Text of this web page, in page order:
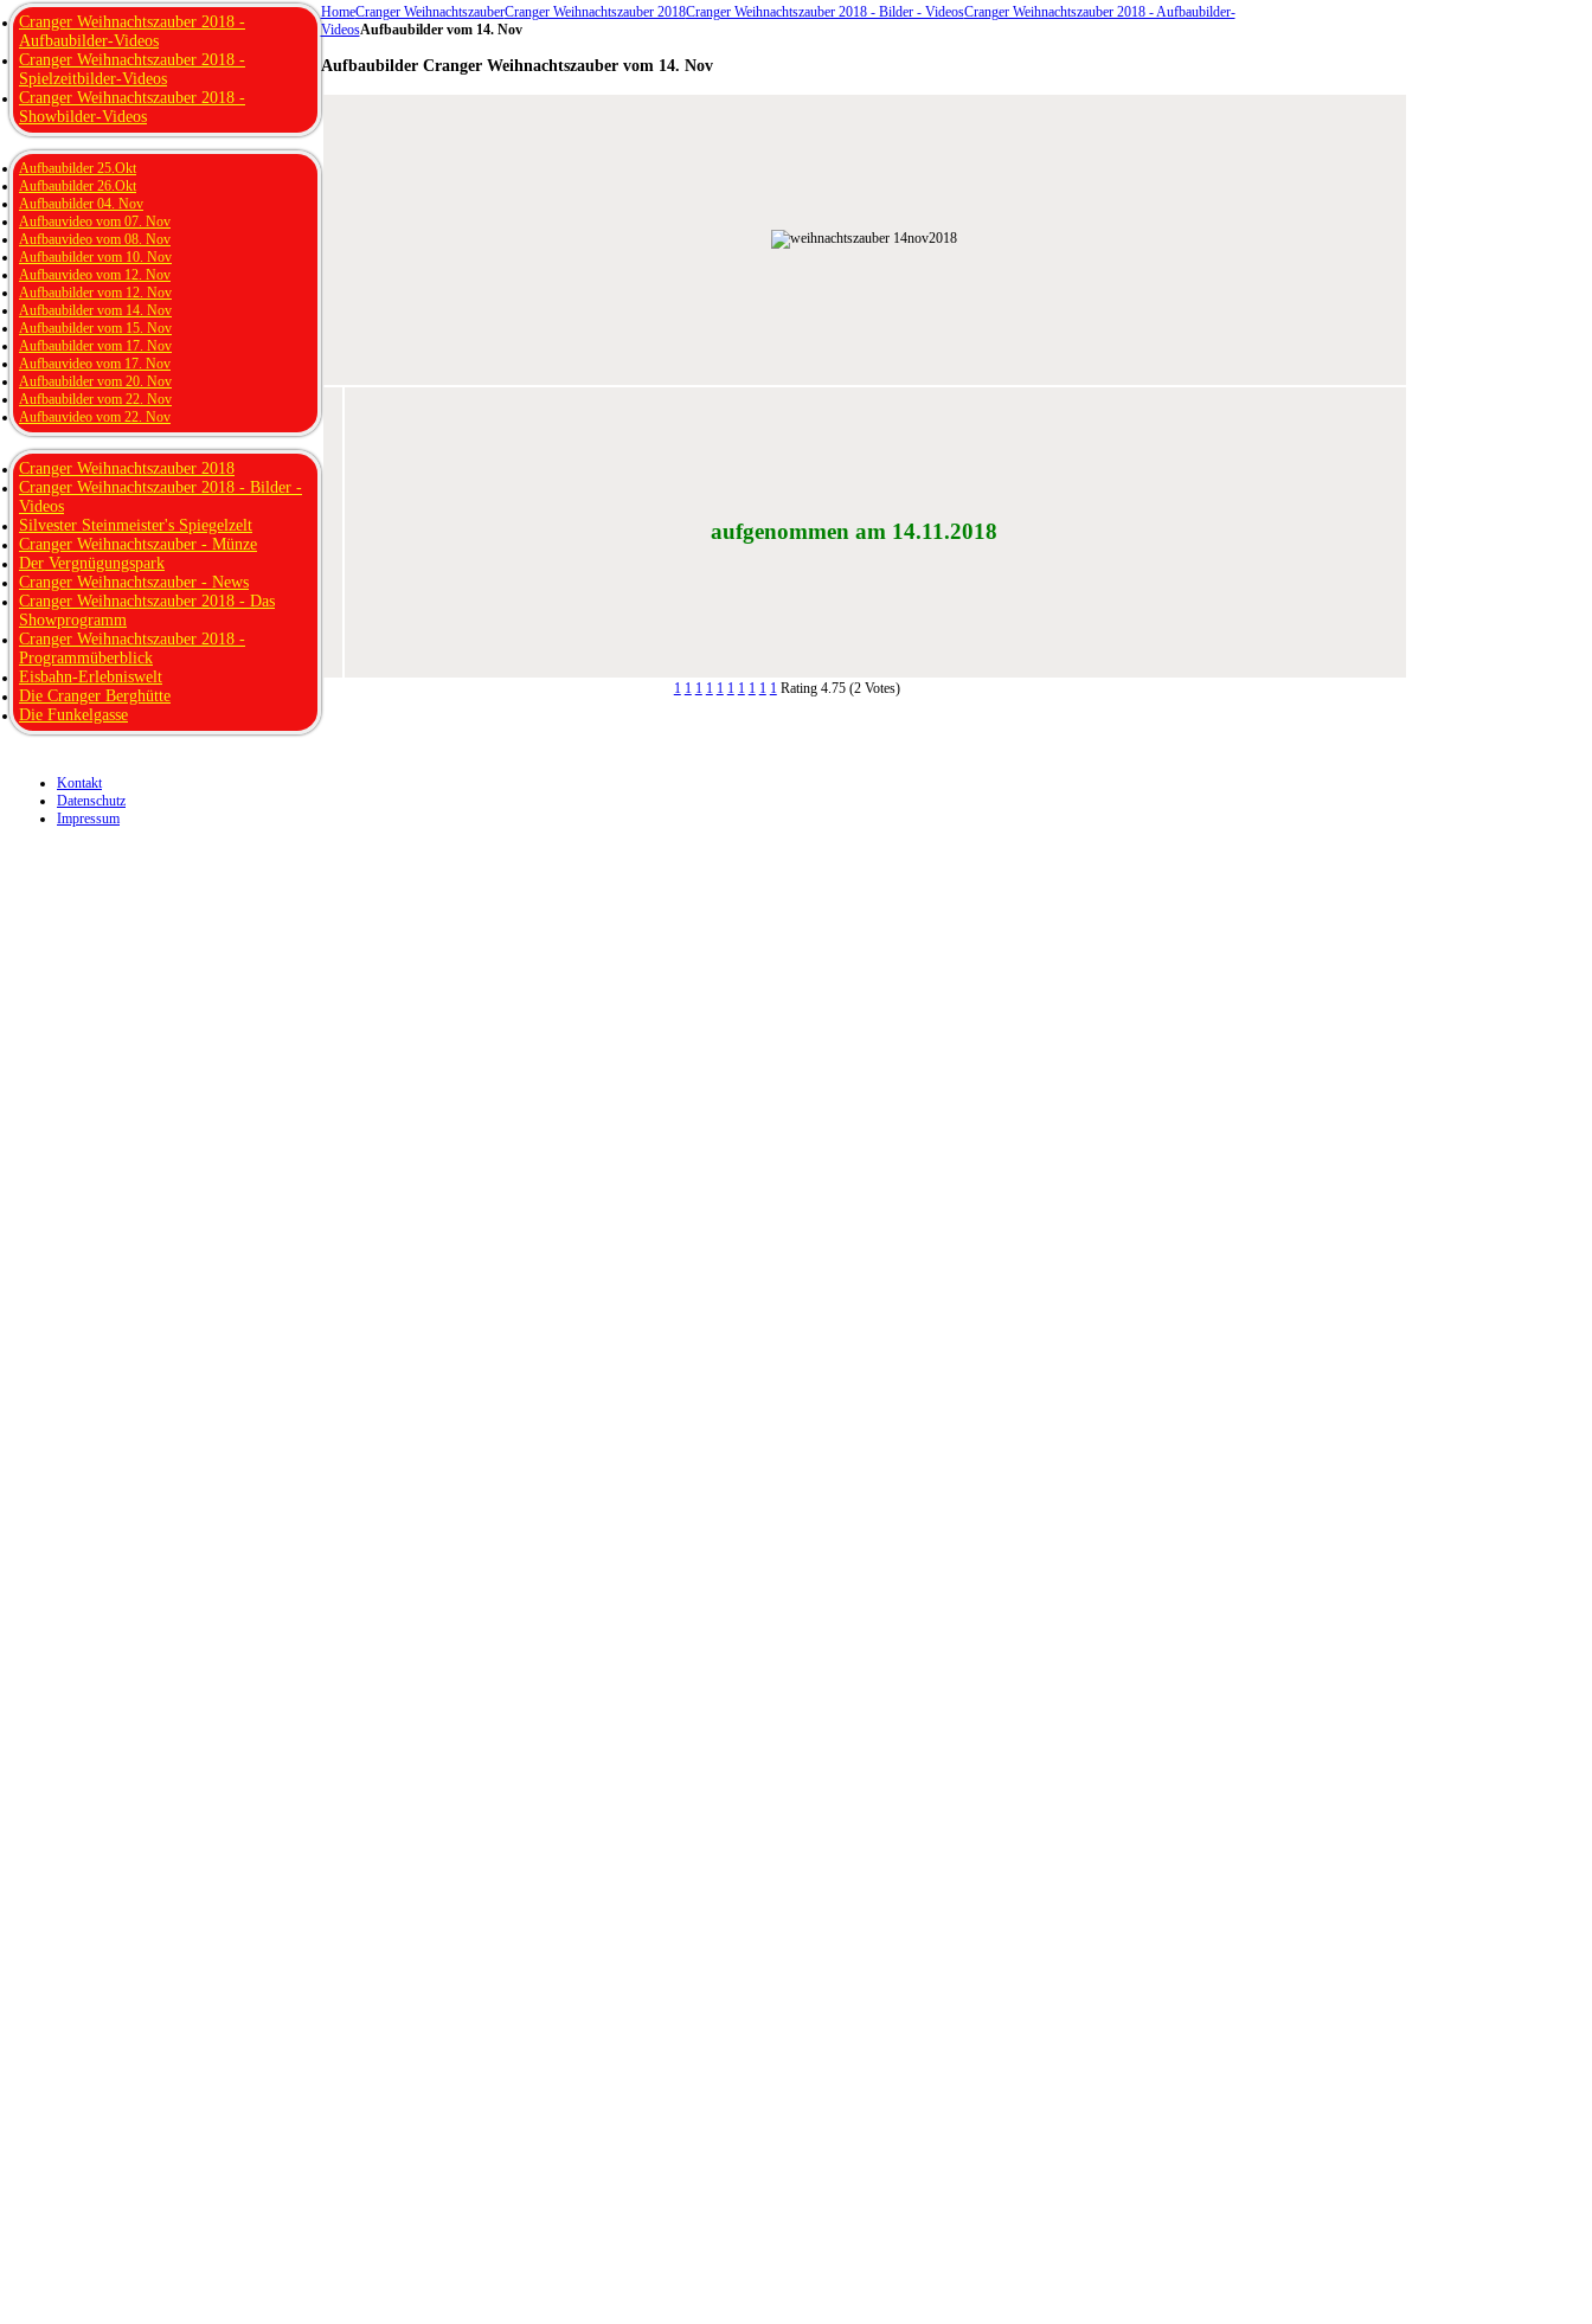
HomeCranger WeihnachtszauberCranger Weihnachtszauber 2018Cranger Weihnachtszauber 2018 - Bilder - VideosCranger Weihnachtszauber 2018 - Aufbaubilder-
VideosAufbaubilder vom 14. Nov
Aufbaubilder Cranger Weihnachtszauber vom 14. Nov
aufgenommen am 14.11.2018
1 1 1 1 1 1 1 1 1 1 Rating 4.75 (2 Votes)
Cranger Weihnachtszauber 2018 -
Aufbaubilder-Videos
Cranger Weihnachtszauber 2018 -
Spielzeitbilder-Videos
Cranger Weihnachtszauber 2018 -
Showbilder-Videos
Aufbaubilder 25.Okt
Aufbaubilder 26.Okt
Aufbaubilder 04. Nov
Aufbauvideo vom 07. Nov
Aufbauvideo vom 08. Nov
Aufbaubilder vom 10. Nov
Aufbauvideo vom 12. Nov
Aufbaubilder vom 12. Nov
Aufbaubilder vom 14. Nov
Aufbaubilder vom 15. Nov
Aufbaubilder vom 17. Nov
Aufbauvideo vom 17. Nov
Aufbaubilder vom 20. Nov
Aufbaubilder vom 22. Nov
Aufbauvideo vom 22. Nov
Cranger Weihnachtszauber 2018
Cranger Weihnachtszauber 2018 - Bilder -
Videos
Silvester Steinmeister's Spiegelzelt
Cranger Weihnachtszauber - Münze
Der Vergnügungspark
Cranger Weihnachtszauber - News
Cranger Weihnachtszauber 2018 - Das
Showprogramm
Cranger Weihnachtszauber 2018 -
Programmüberblick
Eisbahn-Erlebniswelt
Die Cranger Berghütte
Die Funkelgasse
Kontakt
Datenschutz
Impressum